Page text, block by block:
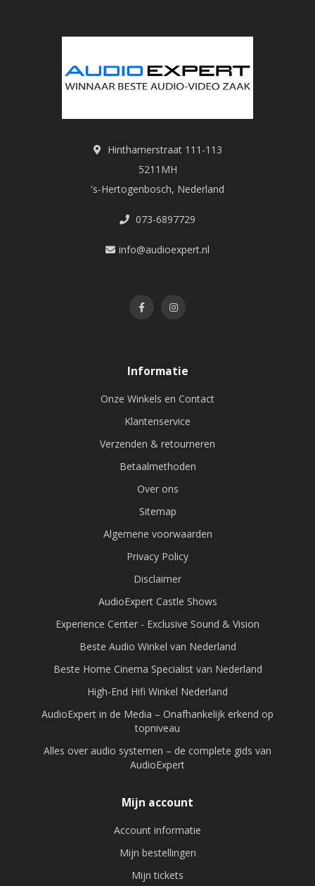
Hinthamerstraat 111-113
5211MH
's-Hertogenbosch, Nederland
073-6897729
info@audioexpert.nl
Informatie
Onze Winkels en Contact
Klantenservice
Verzenden & retourneren
Betaalmethoden
Over ons
Sitemap
Algemene voorwaarden
Privacy Policy
Disclaimer
AudioExpert Castle Shows
Experience Center - Exclusive Sound & Vision
Beste Audio Winkel van Nederland
Beste Home Cinema Specialist van Nederland
High-End Hifi Winkel Nederland
AudioExpert in de Media – Onafhankelijk erkend op
topniveau
Alles over audio systemen – de complete gids van
AudioExpert
Mijn account
Account informatie
Mijn bestellingen
Mijn tickets